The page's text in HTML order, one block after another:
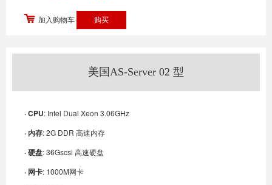
加入购物车
美国AS-Server 02 型
· CPU: Intel Dual Xeon 3.06GHz
· 内存: 2G DDR 高速内存
· 硬盘: 36Gscsi 高速硬盘
· 网卡: 1000M网卡